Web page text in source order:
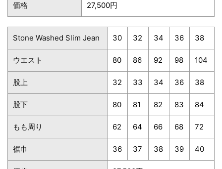
価格 27,500円
Stone Washed Slim Jean 30 32 34 36 38
ウエスト 80 86 92 98 104
股上 32 33 34 36 38
股下 80 81 82 83 84
もも周り 62 64 66 68 72
裾巾 36 37 38 39 40